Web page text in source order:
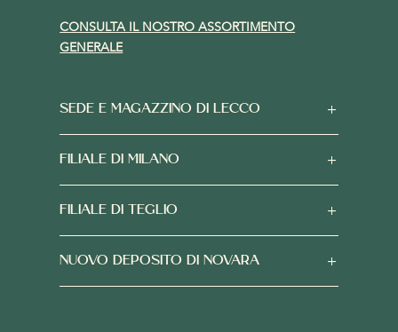
CONSULTA IL NOSTRO ASSORTIMENTO
GENERALE
SEDE E MAGAZZINO DI LECCO
FILIALE DI MILANO
FILIALE DI TEGLIO
NUOVO DEPOSITO DI NOVARA